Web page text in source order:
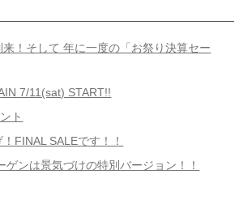
！そして 年に一度の「お祭り決算セー
7/11(sat) START!!
ト
FINAL SALEです！！
ゲンは景気づけの特別バージョン！！